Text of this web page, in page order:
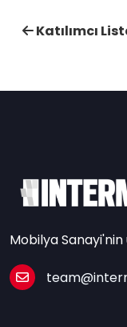
Katılımcı
Mobilya